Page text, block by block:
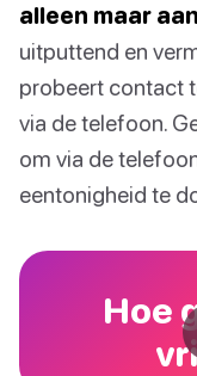
alleen maar
uitputtend en
probeert contact
via de telefoon.
om via de
eentonigheid te
Hoe